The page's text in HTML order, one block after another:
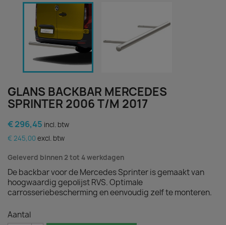
GLANS BACKBAR MERCEDES
SPRINTER 2006 T/M 2017
€ 296,45 incl. btw
€ 245,00 excl. btw
Geleverd binnen 2 tot 4 werkdagen
De backbar voor de Mercedes Sprinter is gemaakt van
hoogwaardig gepolijst RVS. Optimale
carrosseriebescherming en eenvoudig zelf te monteren.
Aantal